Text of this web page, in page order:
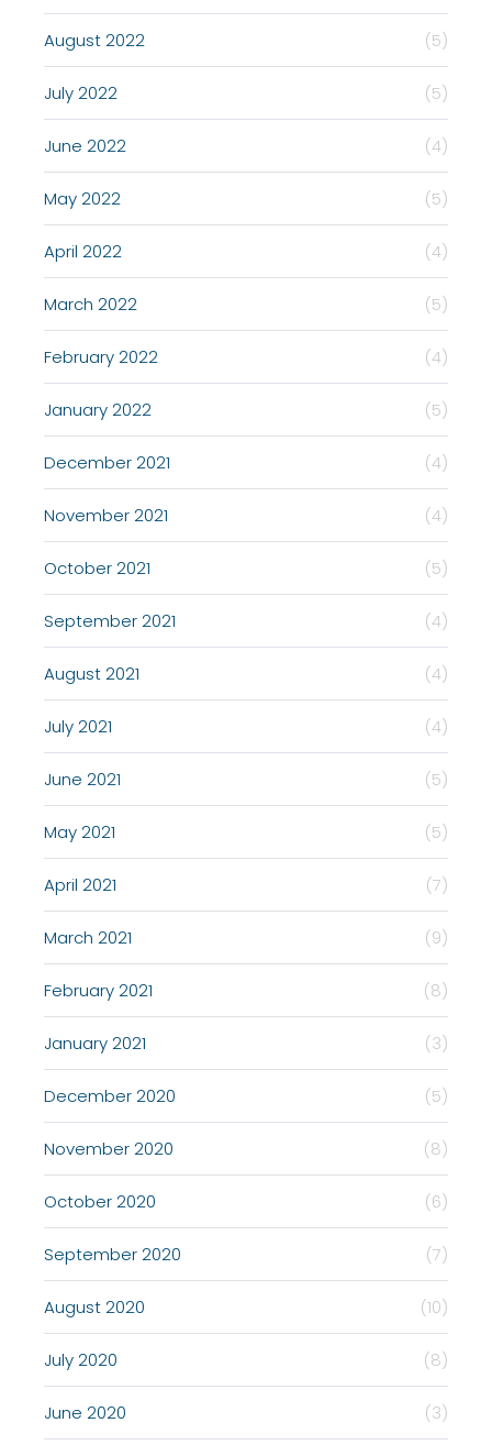
August 2022 (5)
July 2022 (5)
June 2022 (4)
May 2022 (5)
April 2022 (4)
March 2022 (5)
February 2022 (4)
January 2022 (5)
December 2021 (4)
November 2021 (4)
October 2021 (5)
September 2021 (4)
August 2021 (4)
July 2021 (4)
June 2021 (5)
May 2021 (5)
April 2021 (7)
March 2021 (9)
February 2021 (8)
January 2021 (3)
December 2020 (5)
November 2020 (8)
October 2020 (6)
September 2020 (7)
August 2020 (10)
July 2020 (8)
June 2020 (3)